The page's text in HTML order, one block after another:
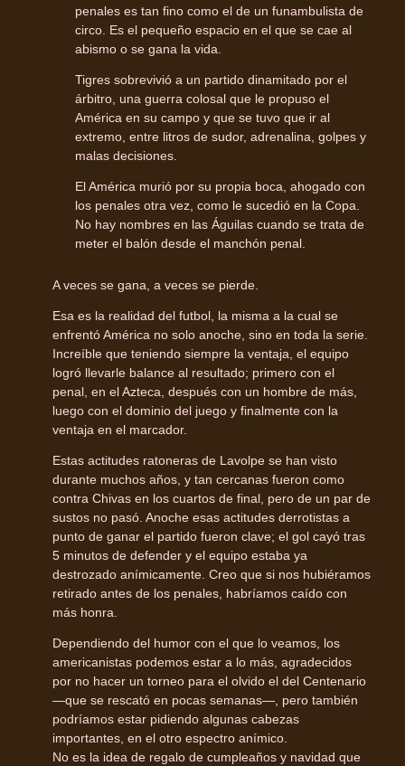
penales es tan fino como el de un funambulista de
circo. Es el pequeño espacio en el que se cae al
abismo o se gana la vida.
Tigres sobrevivió a un partido dinamitado por el
árbitro, una guerra colosal que le propuso el
América en su campo y que se tuvo que ir al
extremo, entre litros de sudor, adrenalina, golpes y
malas decisiones.
El América murió por su propia boca, ahogado con
los penales otra vez, como le sucedió en la Copa.
No hay nombres en las Águilas cuando se trata de
meter el balón desde el manchón penal.
A veces se gana, a veces se pierde.
Esa es la realidad del futbol, la misma a la cual se
enfrentó América no solo anoche, sino en toda la serie.
Increíble que teniendo siempre la ventaja, el equipo
logró llevarle balance al resultado; primero con el
penal, en el Azteca, después con un hombre de más,
luego con el dominio del juego y finalmente con la
ventaja en el marcador.
Estas actitudes ratoneras de Lavolpe se han visto
durante muchos años, y tan cercanas fueron como
contra Chivas en los cuartos de final, pero de un par de
sustos no pasó. Anoche esas actitudes derrotistas a
punto de ganar el partido fueron clave; el gol cayó tras
5 minutos de defender y el equipo estaba ya
destrozado anímicamente. Creo que si nos hubiéramos
retirado antes de los penales, habríamos caído con
más honra.
Dependiendo del humor con el que lo veamos, los
americanistas podemos estar a lo más, agradecidos
por no hacer un torneo para el olvido el del Centenario
—que se rescató en pocas semanas—, pero también
podríamos estar pidiendo algunas cabezas
importantes, en el otro espectro anímico.
No es la idea de regalo de cumpleaños y navidad que